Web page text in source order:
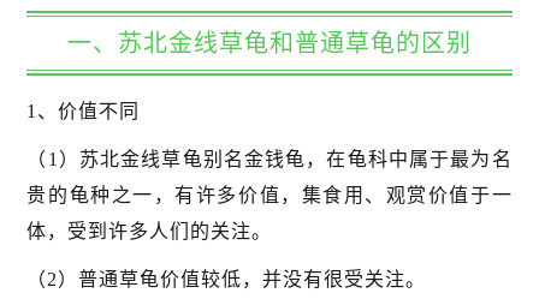
一、苏北金线草龟和普通草龟的区别
1、价值不同
（1）苏北金线草龟别名金钱龟，在龟科中属于最为名
贵的龟种之一，有许多价值，集食用、观赏价值于一
体，受到许多人们的关注。
（2）普通草龟价值较低，并没有很受关注。